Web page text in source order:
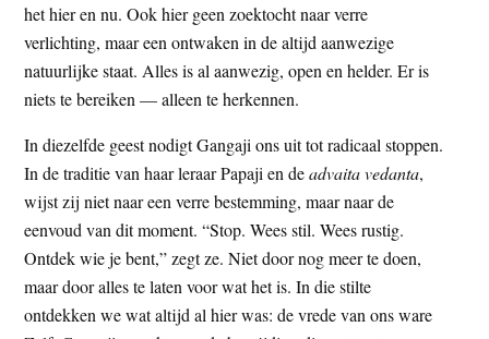
het hier en nu. Ook hier geen zoektocht naar verre
verlichting, maar een ontwaken in de altijd aanwezige
natuurlijke staat. Alles is al aanwezig, open en helder. Er is
niets te bereiken — alleen te herkennen.
In diezelfde geest nodigt Gangaji ons uit tot radicaal stoppen.
In de traditie van haar leraar Papaji en deadvaita vedanta,
wijst zij niet naar een verre bestemming, maar naar de
eenvoud van dit moment. “Stop. Wees stil. Wees rustig.
Ontdek wie je bent,” zegt ze. Niet door nog meer te doen,
maar door alles te laten voor wat het is. In die stilte
ontdekken we wat altijd al hier was: de vrede van ons ware